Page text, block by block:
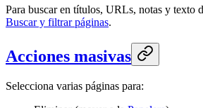
Para buscar en títulos, URLs, notas y texto
Buscar y filtrar páginas.
Acciones masivas
Selecciona varias páginas para: